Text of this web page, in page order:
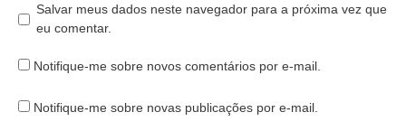
Salvar meus dados neste navegador para a próxima vez que
eu comentar.
Notifique-me sobre novos comentários por e-mail.
Notifique-me sobre novas publicações por e-mail.